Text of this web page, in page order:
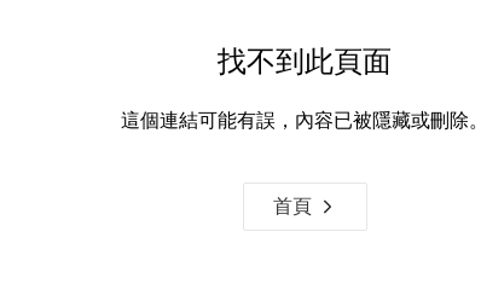
找不到此頁面
這個連結可能有誤，內容已被隱藏或刪除。
首頁